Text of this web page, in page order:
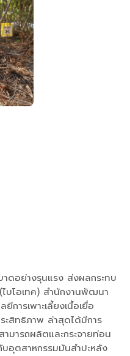
ดอย่างรุนแรง ส่งผลกระทบ
บโอเทค) สำนักงานพัฒนา
ารเพาะเลี้ยงเนื้อเยื่อ
ะสิทธิภาพ ล่าสุดได้มีการ
มารถผลิตและกระจายท่อน
อุตสาหกรรมมันสำปะหลัง